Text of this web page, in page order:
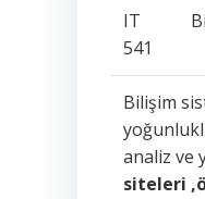
IT
541
Bilişim
analiz ve
siteleri